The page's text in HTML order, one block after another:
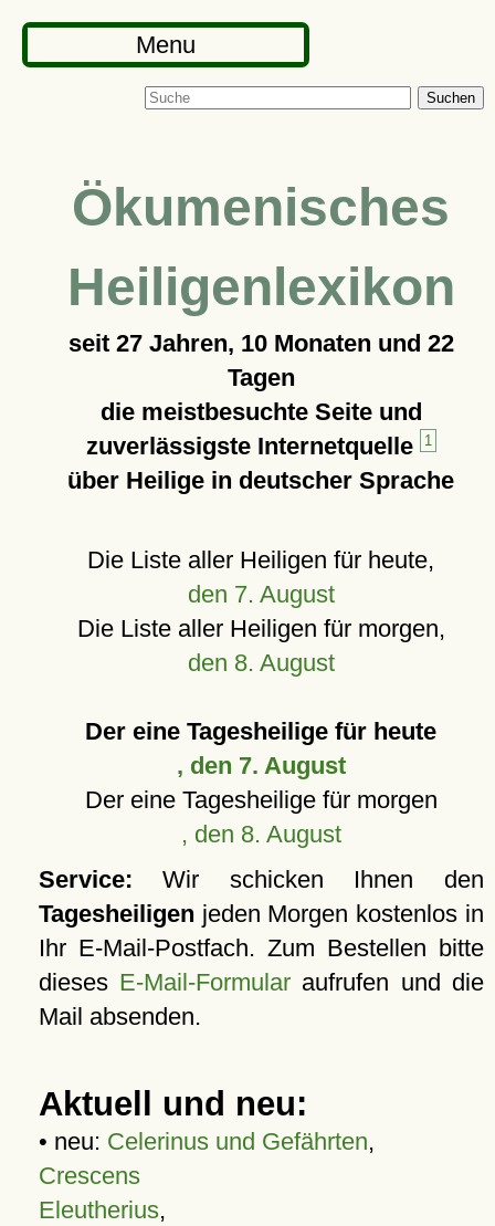
Menu
Suchen
Ökumenisches
Heiligenlexikon
seit 27 Jahren, 10 Monaten und 22
Tagen
die meistbesuchte Seite und
zuverlässigste Internetquelle
1
über Heilige in deutscher Sprache
Die Liste aller Heiligen für heute,
den 7. August
Die Liste aller Heiligen für morgen,
den 8. August
Der eine Tagesheilige für heute
, den 7. August
Der eine Tagesheilige für morgen
, den 8. August
Service: Wir schicken Ihnen den
Tagesheiligen jeden Morgen kostenlos in
Ihr E-Mail-Postfach. Zum Bestellen bitte
dieses E-Mail-Formular aufrufen und die
Mail absenden.
Aktuell und neu:
• neu: Celerinus und Gefährten,
Crescens
Eleutherius,